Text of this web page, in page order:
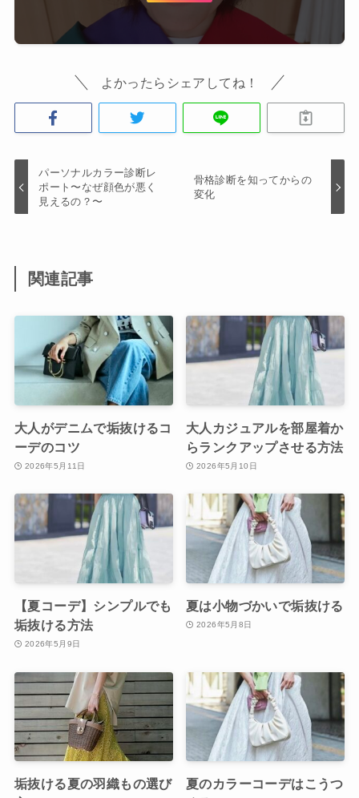
よかったらシェアしてね！
パーソナルカラー診断レ
ポート〜なぜ顔色が悪く
見えるの？〜
骨格診断を知ってからの
変化
関連記事
大人がデニムで垢抜けるコ
ーデのコツ
2026年5月11日
大人カジュアルを部屋着か
らランクアップさせる方法
2026年5月10日
【夏コーデ】シンプルでも
垢抜ける方法
2026年5月9日
夏は小物づかいで垢抜ける
2026年5月8日
垢抜ける夏の羽織もの選び
夏のカラーコーデはこうつ